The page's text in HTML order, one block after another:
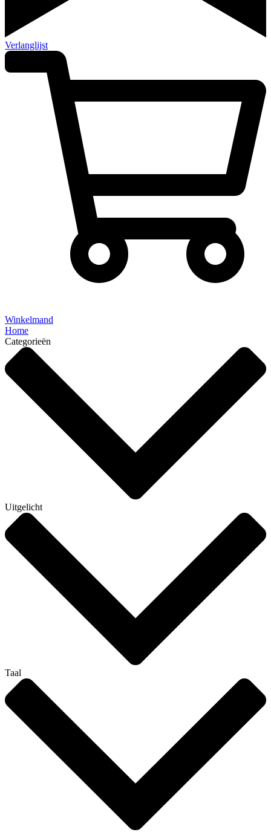
Verlanglijst
Winkelmand
Home
Categorieën
Uitgelicht
Taal